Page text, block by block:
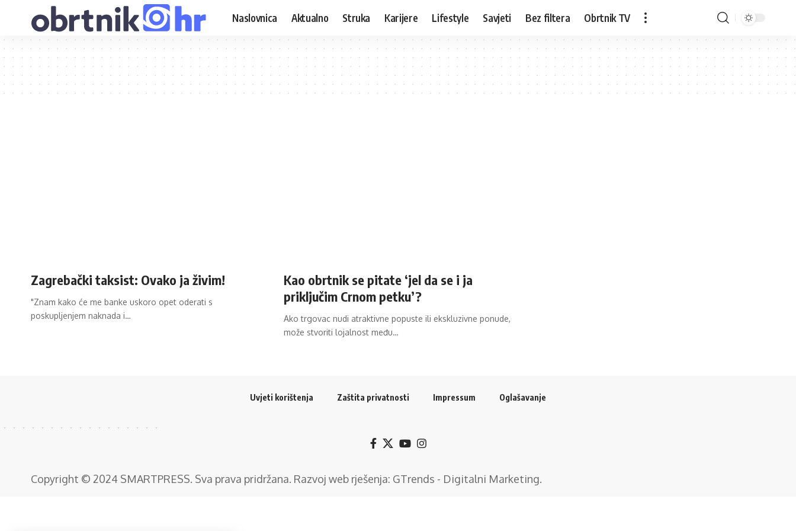
Naslovnica Aktualno Struka Karijere Lifestyle Savjeti Bez filtera Obrtnik TV
Zagrebački taksist: Ovako ja živim!
"Znam kako će me banke uskoro opet oderati s
poskupljenjem naknada i…
Kao obrtnik se pitate ‘jel da se i ja
priključim Crnom petku’?
Ako trgovac nudi atraktivne popuste ili ekskluzivne ponude,
može stvoriti lojalnost među…
Uvjeti korištenja Zaštita privatnosti Impressum Oglašavanje
Copyright © 2024 SMARTPRESS. Sva prava pridržana. Razvoj web rješenja: GTrends - Digitalni Marketing.